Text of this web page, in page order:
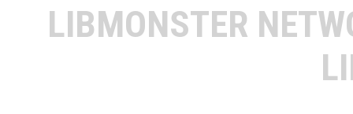
LIBMONSTER